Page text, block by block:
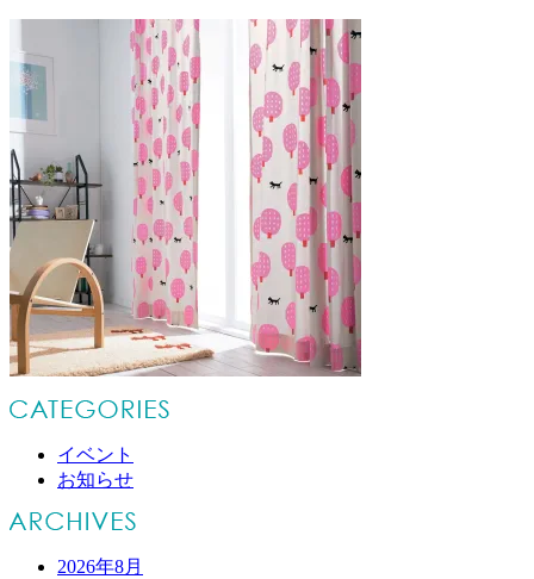
イベント
お知らせ
2026年8月